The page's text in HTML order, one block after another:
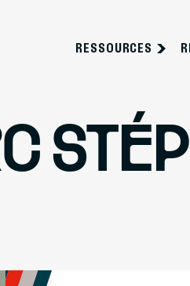
RESSOURCES